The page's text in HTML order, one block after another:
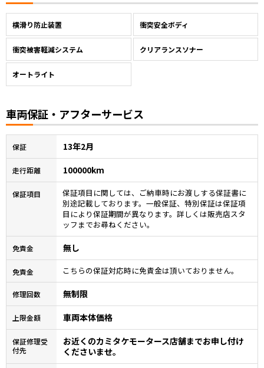
横滑り防止装置 衝突安全ボディ
衝突被害軽減システム クリアランスソナー
オートライト
車両保証・アフターサービス
保証 13年2月
走行距離 100000km
保証項目
保証項目に関しては、ご納車時にお渡しする保証書に
別途記載しております。一般保証、特別保証は保証項
目により保証期間が異なります。詳しくは販売店スタ
ッフまでお尋ねください。
免責金 無し
免責金 こちらの保証対応時に免責金は頂いておりません。
修理回数 無制限
上限金額 車両本体価格
保証修理受
付先
お近くのカミタケモータース店舗までお申し付け
くださいませ。